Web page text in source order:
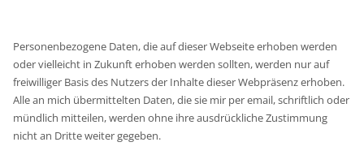
Personenbezogene Daten, die auf dieser Webseite erhoben werden
oder vielleicht in Zukunft erhoben werden sollten, werden nur auf
freiwilliger Basis des Nutzers der Inhalte dieser Webpräsenz erhoben.
Alle an mich übermittelten Daten, die sie mir per email, schriftlich oder
mündlich mitteilen, werden ohne ihre ausdrückliche Zustimmung
nicht an Dritte weiter gegeben.